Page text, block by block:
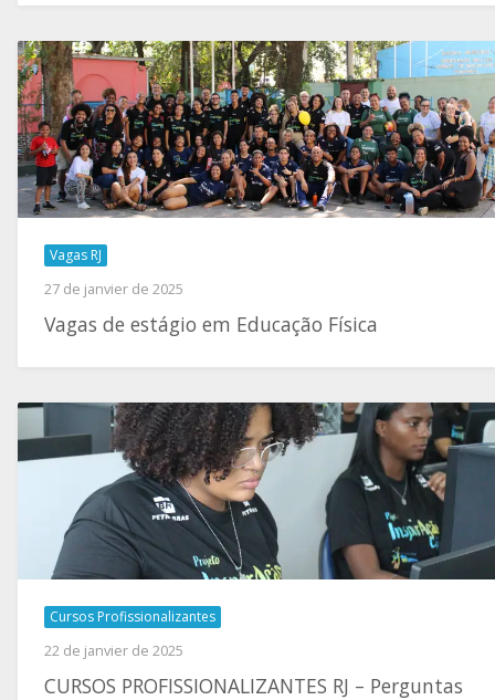
Vagas RJ
27 de janvier de 2025
Vagas de estágio em Educação Física
Cursos Profissionalizantes
22 de janvier de 2025
CURSOS PROFISSIONALIZANTES RJ – Perguntas